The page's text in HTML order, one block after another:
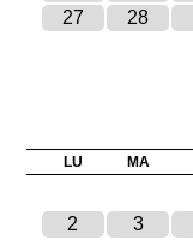
27
28
LU MA
2
3